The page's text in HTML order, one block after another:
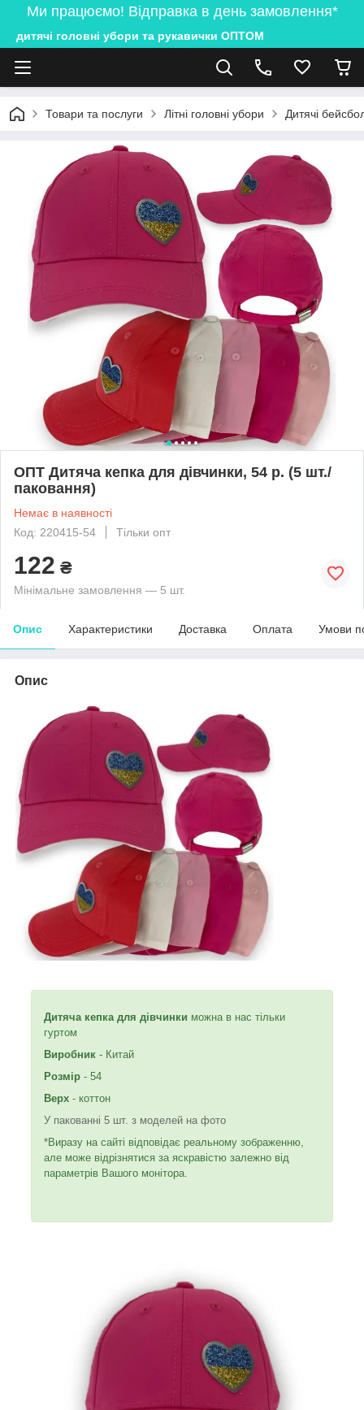
Ми працюємо! Відправка в день замовлення*
дитячі головні убори та рукавички ОПТОМ
Товари та послуги Літні головні убори Дитячі
ОПТ Дитяча кепка для дівчинки, 54 р. (5 шт./
паковання)
Немає в наявності
Код: 220415-54
Тільки опт
122 ₴
Мінімальне замовлення — 5 шт.
Опис Характеристики Доставка Оплата Умови
Опис
Дитяча кепка для дівчинки можна в нас тільки
гуртом
Виробник - Китай
Розмір - 54
Верх - коттон
У пакованні 5 шт. з моделей на фото
*Виразу на сайті відповідає реальному зображенню,
але може відрізнятися за яскравістю залежно від
параметрів Вашого монітора.